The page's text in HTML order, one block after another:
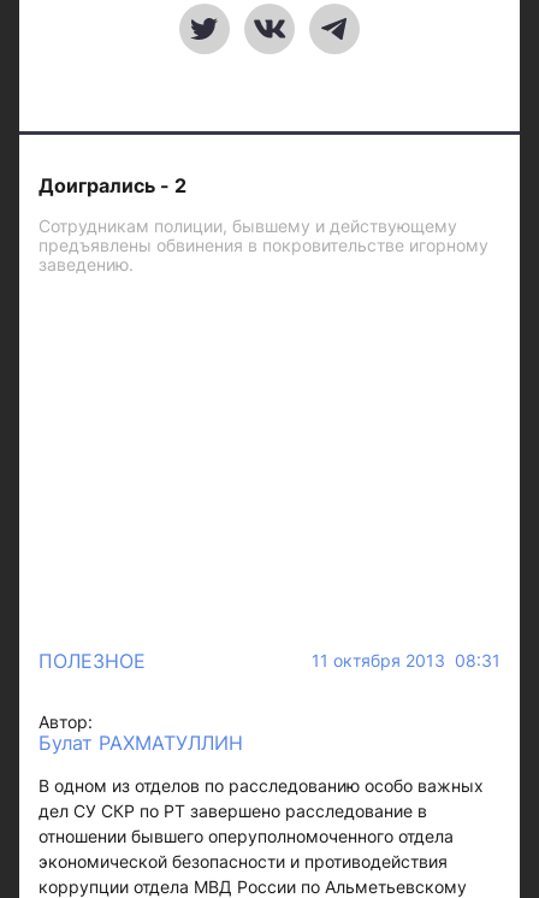
Доигрались - 2
Сотрудникам полиции, бывшему и действующему
предъявлены обвинения в покровительстве игорному
заведению.
ПОЛЕЗНОЕ 11 октября 2013 08:31
Автор:
Булат РАХМАТУЛЛИН
В одном из отделов по расследованию особо важных
дел СУ СКР по РТ завершено расследование в
отношении бывшего оперуполномоченного отдела
экономической безопасности и противодействия
коррупции отдела МВД России по Альметьевскому